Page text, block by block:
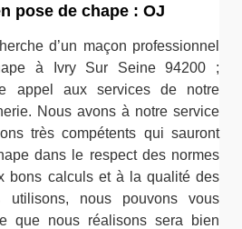
pose de chape : OJ
d’un maçon professionnel
à Ivry Sur Seine 94200 ;
appel aux services de notre
Nous avons à notre service
très compétents qui sauront
dans le respect des normes
bons calculs et à la qualité des
utilisons, nous pouvons vous
que nous réalisons sera bien